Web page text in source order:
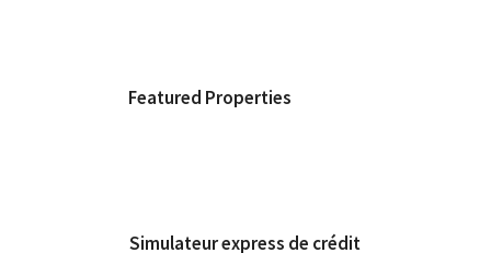
Featured Properties
Simulateur express de crédit